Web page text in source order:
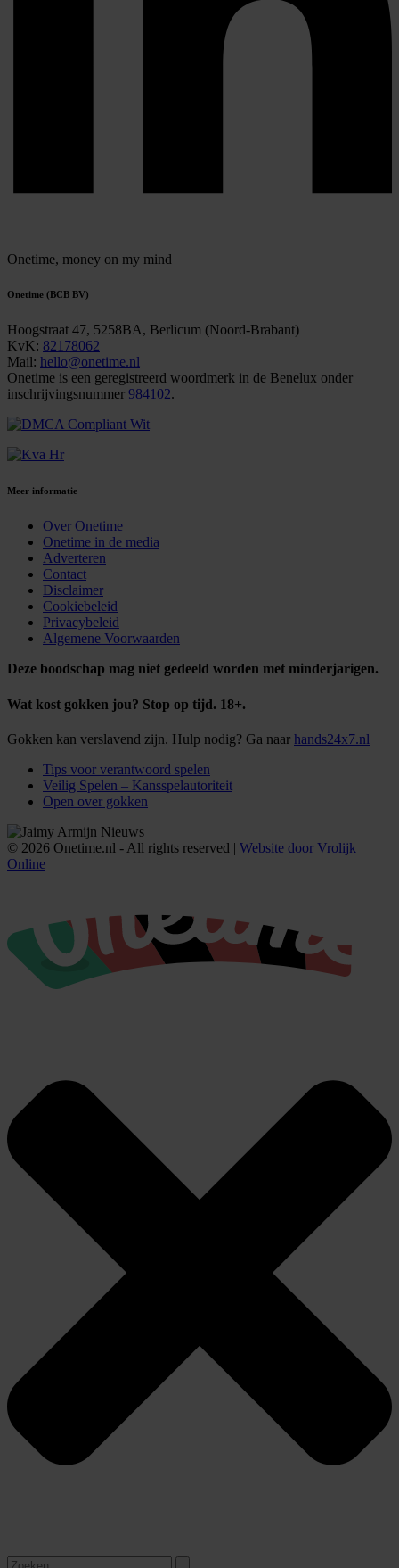
Onetime, money on my mind
Onetime (BCB BV)
Hoogstraat 47, 5258BA, Berlicum (Noord-Brabant)
KvK: 82178062
Mail: hello@onetime.nl
Onetime is een geregistreerd woordmerk in de Benelux onder
inschrijvingsnummer 984102.
Meer informatie
Over Onetime
Onetime in de media
Adverteren
Contact
Disclaimer
Cookiebeleid
Privacybeleid
Algemene Voorwaarden
Deze boodschap mag niet gedeeld worden met minderjarigen.
Wat kost gokken jou? Stop op tijd. 18+.
Gokken kan verslavend zijn. Hulp nodig? Ga naar hands24x7.nl
Tips voor verantwoord spelen
Veilig Spelen – Kansspelautoriteit
Open over gokken
© 2026 Onetime.nl - All rights reserved | Website door Vrolijk
Online